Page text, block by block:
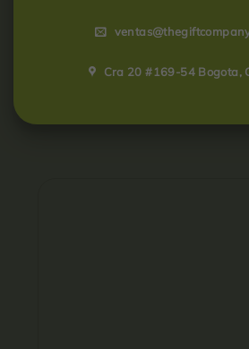
Cra 20 #169-54 Bogota,